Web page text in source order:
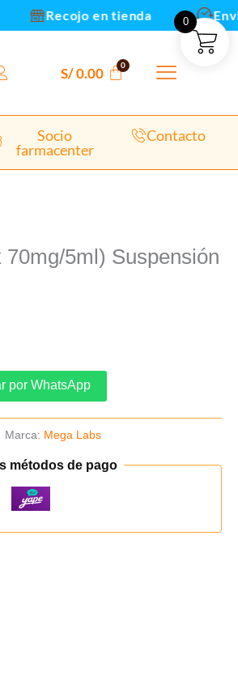
Recojo en tienda Envios
S/0.00
Socio
farmacenter
Contacto
5ml) Suspensión
por WhatsApp
Marca: Mega Labs
métodos de pago
0